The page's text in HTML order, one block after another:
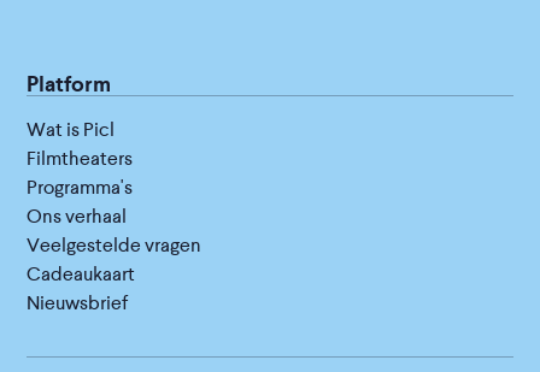
Platform
Wat is Picl
Filmtheaters
Programma's
Ons verhaal
Veelgestelde vragen
Cadeaukaart
Nieuwsbrief